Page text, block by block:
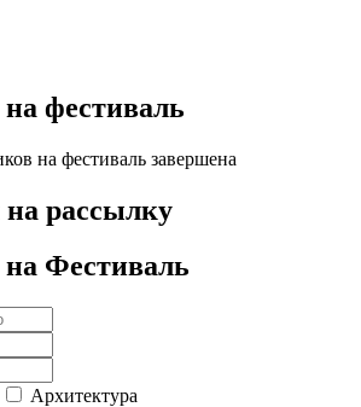
фестиваль
на фестиваль завершена
рассылку
Фестиваль
Архитектура